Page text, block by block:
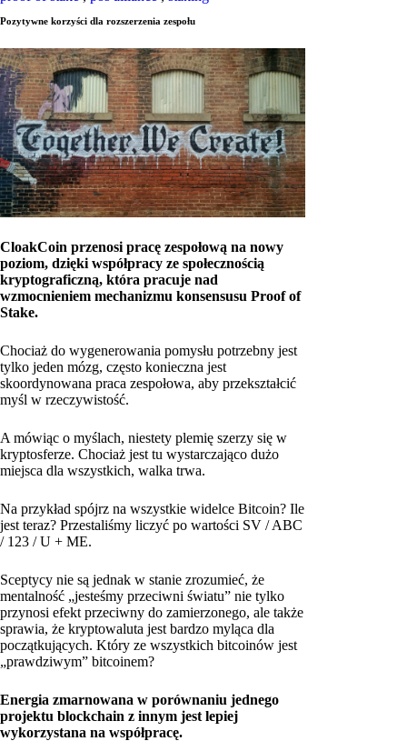
Pozytywne korzyści dla rozszerzenia zespołu
CloakCoin przenosi pracę zespołową na nowy
poziom, dzięki współpracy ze społecznością
kryptograficzną, która pracuje nad
wzmocnieniem mechanizmu konsensusu Proof of
Stake.
Chociaż do wygenerowania pomysłu potrzebny jest
tylko jeden mózg, często konieczna jest
skoordynowana praca zespołowa, aby przekształcić
myśl w rzeczywistość.
A mówiąc o myślach, niestety plemię szerzy się w
kryptosferze. Chociaż jest tu wystarczająco dużo
miejsca dla wszystkich, walka trwa.
Na przykład spójrz na wszystkie widelce Bitcoin? Ile
jest teraz? Przestaliśmy liczyć po wartości SV / ABC
/ 123 / U + ME.
Sceptycy nie są jednak w stanie zrozumieć, że
mentalność „jesteśmy przeciwni światu” nie tylko
przynosi efekt przeciwny do zamierzonego, ale także
sprawia, że kryptowaluta jest bardzo myląca dla
początkujących. Który ze wszystkich bitcoinów jest
„prawdziwym” bitcoinem?
Energia zmarnowana w porównaniu jednego
projektu blockchain z innym jest lepiej
wykorzystana na współpracę.